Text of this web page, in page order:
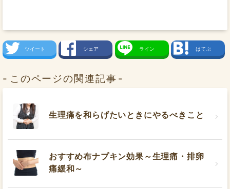
ツイート シェア ライン はてぶ
このページの関連記事
生理痛を和らげたいときにやるべきこと
おすすめ布ナプキン効果～生理痛・排卵
痛緩和～